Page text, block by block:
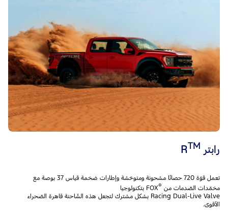
رابتر R TM
تعمل قوّة 720 حصانًا مشحونة ومتوحّشة وإطارات ضخمة قياس 37 بوصة مع
مخمّدات الصّدمات من ®FOX بتكنولوجيا
Racing Dual-Live Valve بشكل مشترك لتجعل هذه الشّاحنة قاهرة الصّحراء
الأقوى.